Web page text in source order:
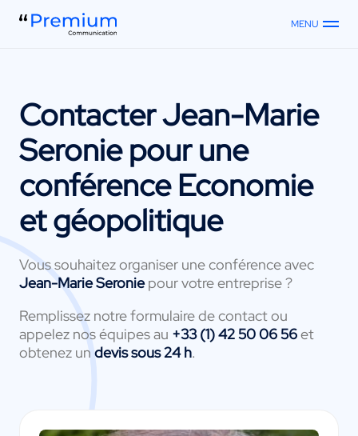
MENU
ContacterJean-Marie
Seroniepour une
conférence Economie
et géopolitique
Vous souhaitez organiser une conférence avec
Jean-Marie Seroniepour votre entreprise ?
Remplissez notre formulaire de contact ou
appelez nos équipes au +33 (1) 42 50 06 56et
obtenez un devis sous 24 h.